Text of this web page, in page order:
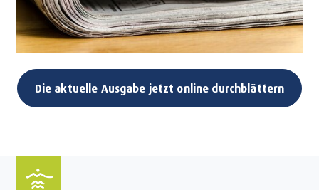
Die aktuelle Ausgabe jetzt online durchblättern